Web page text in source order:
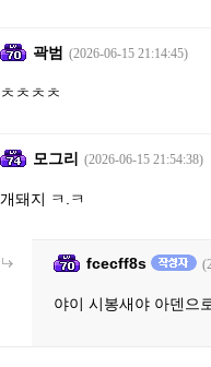
곽범 (2026-06-15 21:14:45)
ㅊㅊㅊㅊ
모그리 (2026-06-15 21:54:38)
개돼지 ㅋ.ㅋ
fcecff8s
야이 시봉새야 아덴으